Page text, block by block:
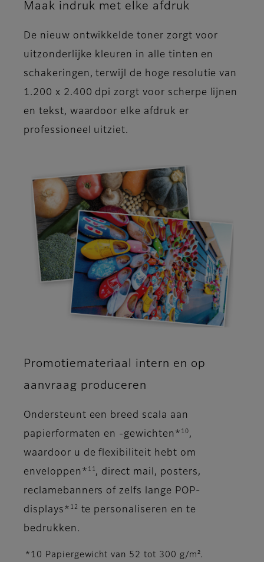
Maak indruk met elke afdruk
De nieuw ontwikkelde toner zorgt voor
uitzonderlijke kleuren in alle tinten en
schakeringen, terwijl de hoge resolutie van
1.200 x 2.400 dpi zorgt voor scherpe lijnen
en tekst, waardoor elke afdruk er
professioneel uitziet.
Promotiemateriaal intern en op
aanvraag produceren
Ondersteunt een breed scala aan
papierformaten en -gewichten* 10 ,
waardoor u de flexibiliteit hebt om
enveloppen* 11 , direct mail, posters,
reclamebanners of zelfs lange POP-
displays* 12
te personaliseren en te
bedrukken.
*10 Papiergewicht van 52 tot 300 g/m².